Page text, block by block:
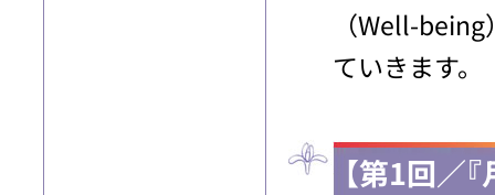
（Well-
ていきます。
【第1回／